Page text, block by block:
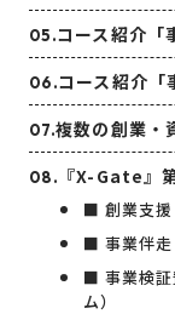
コース紹介「
コース紹介「
複数の創業・
『X-Gate』
■ 創業支援
■ 事業伴走
■ 事業検証
ム）